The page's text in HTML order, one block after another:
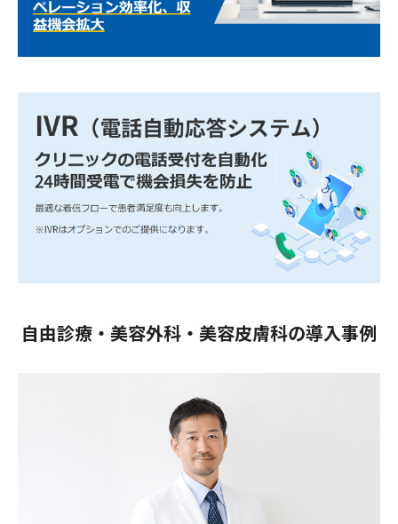
自由診療・美容外科・美容皮膚科の導入事例